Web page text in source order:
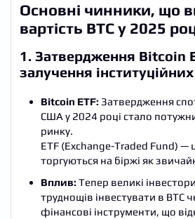
Основні чинники, що
вартість BTC у 2025
1. Затвердження Bitcoin
залучення інституційних
Bitcoin ETF: Затвердження
США у 2024 році стало
ринку.
ETF (Exchange-Traded Fund) —
торгуються на біржі як
Вплив:Тепер великі
труднощів інвестувати в BTC
фінансові інструменти, що